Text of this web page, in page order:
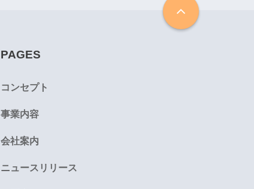
PAGES
コンセプト
事業内容
会社案内
ニュースリリース